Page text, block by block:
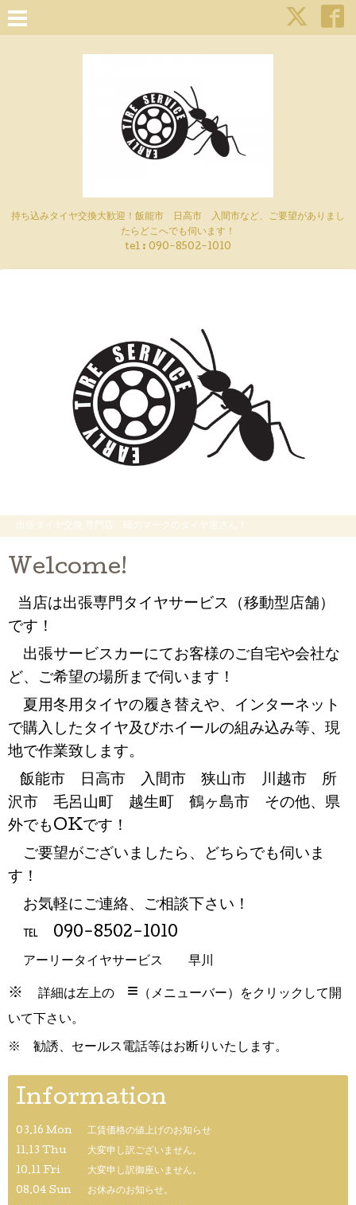
持ち込みタイヤ交換大歓迎！飯能市 日高市 入間市など、ご要望がありまし
たらどこへでも伺います！
tel : 090-8502-1010
出張タイヤ交換 専門店 蟻のマークのタイヤ屋さん！
Welcome!
当店は出張専門タイヤサービス（移動型店舗）
です！
出張サービスカーにてお客様のご自宅や会社な
ど、ご希望の場所まで伺います！
夏用冬用タイヤの履き替えや、インターネット
で購入したタイヤ及びホイールの組み込み等、現
地で作業致します。
飯能市 日高市 入間市 狭山市 川越市 所
沢市 毛呂山町 越生町 鶴ヶ島市 その他、県
外でもOKです！
ご要望がございましたら、どちらでも伺いま
す！
お気軽にご連絡、ご相談下さい！
℡ 090-8502-1010
アーリータイヤサービス 早川
※ 詳細は左上の ≡ （メニューバー）
をクリックして開
いて下さい。
※ 勧誘、セールス電話等はお断りいたします。
Information
03.16 Mon
工賃価格の値上げのお知らせ
11.13 Thu
大変申し訳ございません。
10.11 Fri
大変申し訳御座いません。
08.04 Sun
お休みのお知らせ。